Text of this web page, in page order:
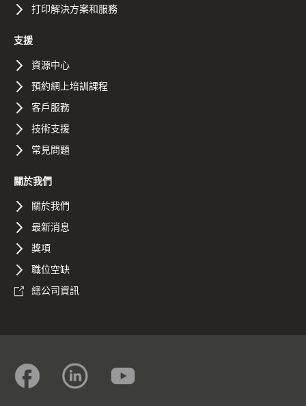
打印解決方案和服務
支援
資源中心
預約網上培訓課程
客戶服務
技術支援
常見問題
關於我們
關於我們
最新消息
獎項
職位空缺
總公司資訊